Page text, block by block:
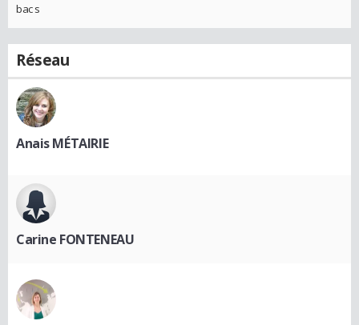
bac s
Réseau
Anais MÉTAIRIE
Carine FONTENEAU